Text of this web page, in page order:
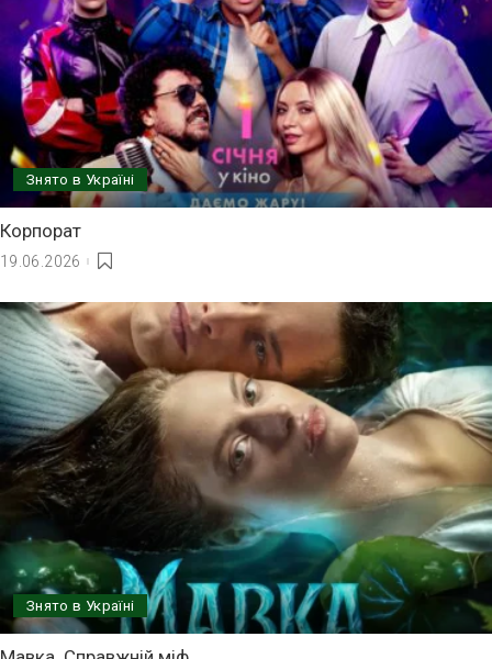
Знято в Україні
Корпорат
19.06.2026
Знято в Україні